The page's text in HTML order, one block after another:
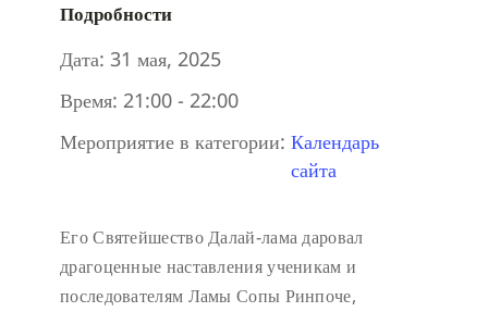
Подробности
Дата: 31 мая, 2025
Время: 21:00 - 22:00
Мероприятие в категории: Календарь
сайта
Его Святейшество Далай-лама даровал
драгоценные наставления ученикам и
последователям Ламы Сопы Ринпоче,